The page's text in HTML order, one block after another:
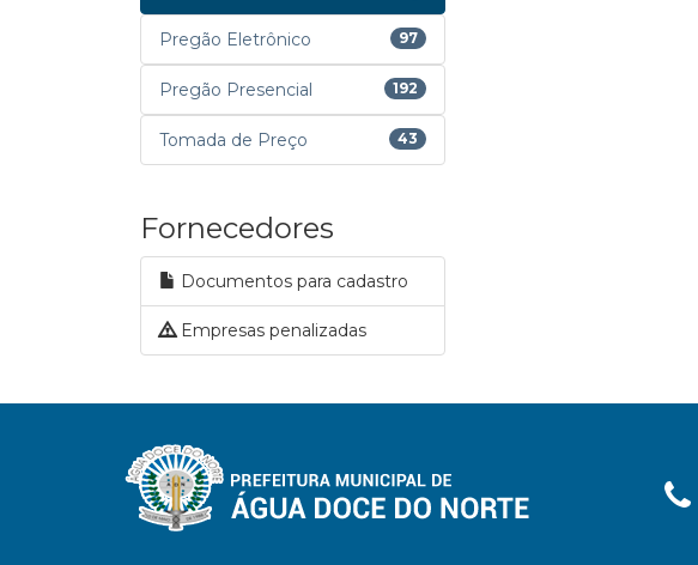
Pregão Eletrônico 97
Pregão Presencial 192
Tomada de Preço 43
Fornecedores
Documentos para cadastro
Empresas penalizadas